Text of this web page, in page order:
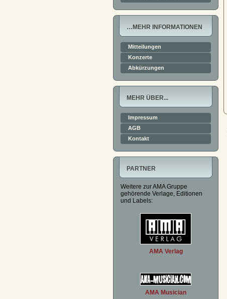
…MEHR INFORMATIONEN
Mitteilungen
Konzerte
Abkürzungen
MEHR ÜBER...
Impressum
AGB
Kontakt
PARTNER
Weitere zur AMA Gruppe
gehörende Verlage, Editionen
und Labels:
AMA Verlag
AMA Musician